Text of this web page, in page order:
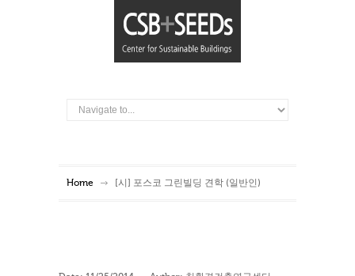
Home [시] 포스코 그린빌딩 견학 (일반인)